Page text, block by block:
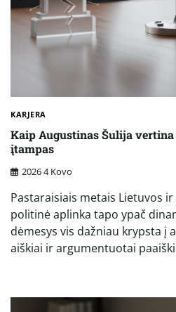
KARJERA
Kaip Augustinas Šulija
įtampas
2026 4 Kovo
Pastaraisiais metais Lietuvos
politinė aplinka tapo ypač
dėmesys vis dažniau krypsta į
aiškiai ir argumentuotai